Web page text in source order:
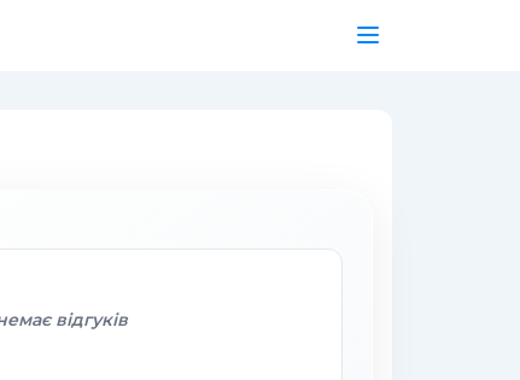
відгуків